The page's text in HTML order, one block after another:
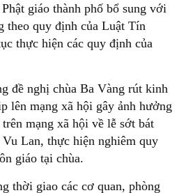
giáo thành phố bổ sung với
theo quy định của Luật Tín
thực hiện các quy định của
đề nghị chùa Ba Vàng rút kinh
lên mạng xã hội gây ảnh hưởng
mạng xã hội về lễ sớt bát
Lan, thực hiện nghiêm quy
giáo tại chùa.
thời giao các cơ quan, phòng